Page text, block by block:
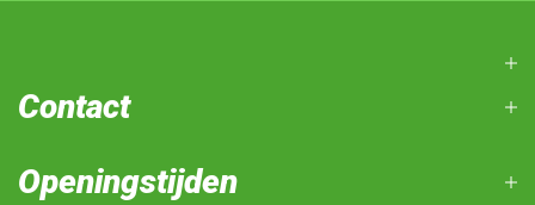
Contact
Openingstijden